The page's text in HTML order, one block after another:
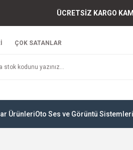
ÜCRETSİZ KARGO
ÇOK SATANLAR
ÜrünleriOto Ses ve Görüntü Sistemleri